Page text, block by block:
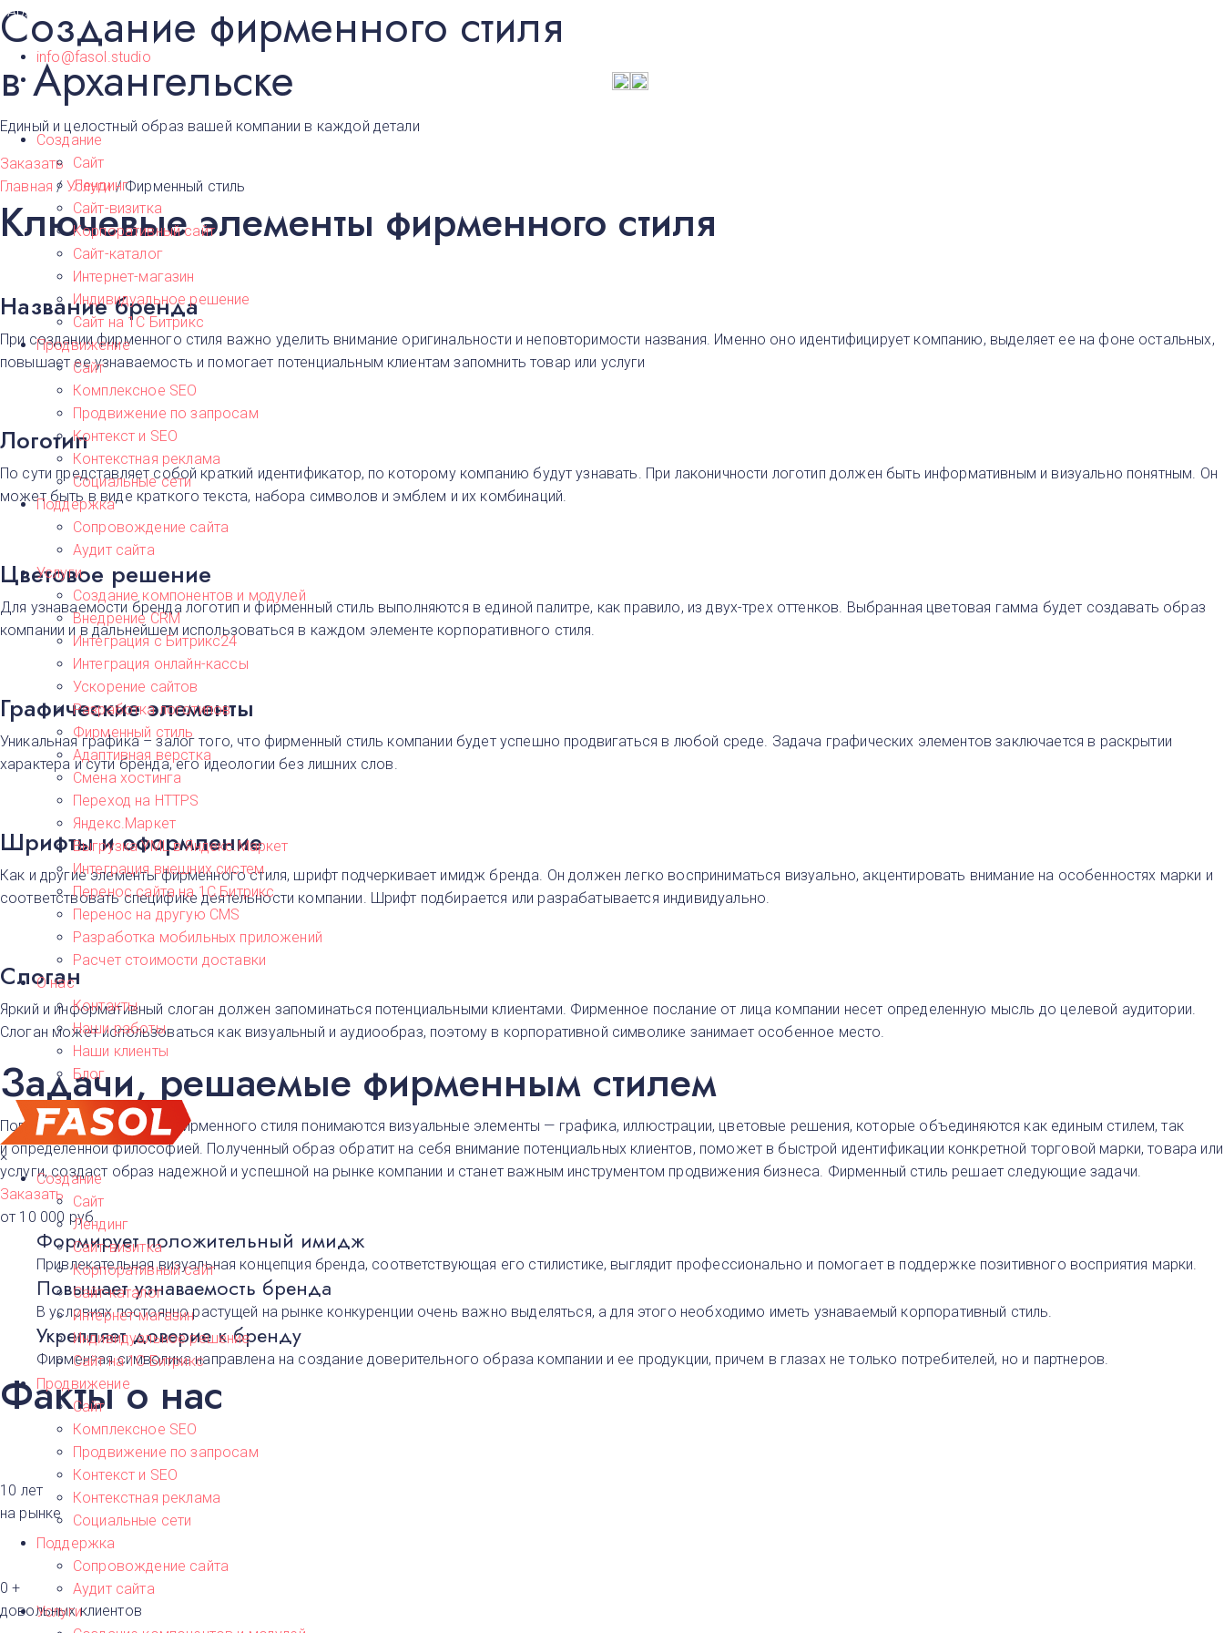
Архангельск
info@fasol.studio
Создание
Сайт
Лендинг
Сайт-визитка
Корпоративный сайт
Сайт-каталог
Интернет-магазин
Индивидуальное решение
Сайт на 1С Битрикс
Продвижение
Сайт
Комплексное SEO
Продвижение по запросам
Контекст и SEO
Контекстная реклама
Социальные сети
Поддержка
Сопровождение сайта
Аудит сайта
Услуги
Создание компонентов и модулей
Внедрение CRM
Интеграция с Битрикс24
Интеграция онлайн-кассы
Ускорение сайтов
Разработка логотипов
Фирменный стиль
Адаптивная верстка
Смена хостинга
Переход на HTTPS
Яндекс.Маркет
Выгрузка YML в Яндекс.Маркет
Интеграция внешних систем
Перенос сайта на 1С Битрикс
Перенос на другую CMS​
Разработка мобильных приложений
Расчет стоимости доставки
О нас
Контакты
Наши работы
Наши клиенты
Блог
×
Создание
Сайт
Лендинг
Сайт-визитка
Корпоративный сайт
Сайт-каталог
Интернет-магазин
Индивидуальное решение
Сайт на 1С Битрикс
Продвижение
Сайт
Комплексное SEO
Продвижение по запросам
Контекст и SEO
Контекстная реклама
Социальные сети
Поддержка
Сопровождение сайта
Аудит сайта
Услуги
Создание фирменного стиля
в Архангельске
Единый и целостный образ вашей компании в каждой детали
Заказать
Главная / Услуги/Фирменный стиль
Ключевые элементы фирменного стиля
Название бренда
При создании фирменного стиля важно уделить внимание оригинальности и неповторимости названия. Именно оно идентифицирует компанию, выделяет ее на фоне остальных,
повышает ее узнаваемость и помогает потенциальным клиентам запомнить товар или услуги
Логотип
По сути представляет собой краткий идентификатор, по которому компанию будут узнавать. При лаконичности логотип должен быть информативным и визуально понятным. Он
может быть в виде краткого текста, набора символов и эмблем и их комбинаций.
Цветовое решение
Для узнаваемости бренда логотип и фирменный стиль выполняются в единой палитре, как правило, из двух-трех оттенков. Выбранная цветовая гамма будет создавать образ
компании и в дальнейшем использоваться в каждом элементе корпоративного стиля.
Графические элементы
Уникальная графика – залог того, что фирменный стиль компании будет успешно продвигаться в любой среде. Задача графических элементов заключается в раскрытии
характера и сути бренда, его идеологии без лишних слов.
Шрифты и оформление
Как и другие элементы фирменного стиля, шрифт подчеркивает имидж бренда. Он должен легко восприниматься визуально, акцентировать внимание на особенностях марки и
соответствовать специфике деятельности компании. Шрифт подбирается или разрабатывается индивидуально.
Слоган
Яркий и информативный слоган должен запоминаться потенциальными клиентами. Фирменное послание от лица компании несет определенную мысль до целевой аудитории.
Слоган может использоваться как визуальный и аудиообраз, поэтому в корпоративной символике занимает особенное место.
Задачи, решаемые фирменным стилем
Под услугой разработки фирменного стиля понимаются визуальные элементы — графика, иллюстрации, цветовые решения, которые объединяются как единым стилем, так
и определенной философией. Полученный образ обратит на себя внимание потенциальных клиентов, поможет в быстрой идентификации конкретной торговой марки, товара или
услуги, создаст образ надежной и успешной на рынке компании и станет важным инструментом продвижения бизнеса. Фирменный стиль решает следующие задачи.
Заказать
от 10 000 руб.
Формирует положительный имидж
Привлекательная визуальная концепция бренда, соответствующая его стилистике, выглядит профессионально и помогает в поддержке позитивного восприятия марки.
Повышает узнаваемость бренда
В условиях постоянно растущей на рынке конкуренции очень важно выделяться, а для этого необходимо иметь узнаваемый корпоративный стиль.
Укрепляет доверие к бренду
Фирменная символика направлена на создание доверительного образа компании и ее продукции, причем в глазах не только потребителей, но и партнеров.
Факты о нас
10 лет
на рынке
0 +
довольных клиентов
Архангельск